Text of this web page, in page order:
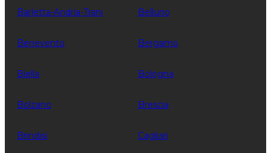
Barletta-Andria-Trani Belluno
Benevento Bergamo
Biella Bologna
Bolzano Brescia
Brindisi Cagliari